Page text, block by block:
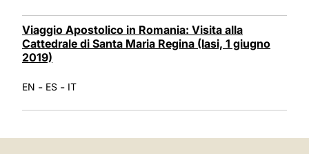
Viaggio Apostolico in Romania: Visita alla
Cattedrale di Santa Maria Regina (Iasi, 1 giugno
2019)
EN - ES - IT